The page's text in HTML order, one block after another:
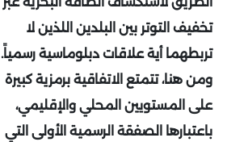
تخفيف التوتر بين البلدين اللذين لا
تربطهما أية علاقات دبلوماسية رسمياً.
ومن هنا، تتمتع الاتفاقية برمزية كبيرة
على المستويين المحلي والإقليمي،
باعتبارها الصفقة الرسمية الأولى التي
واجهة
السياسة
حماس
وقطاع